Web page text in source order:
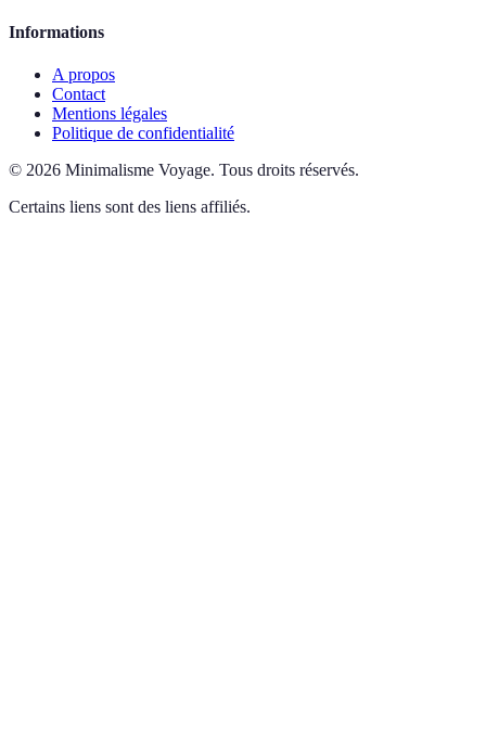
Informations
A propos
Contact
Mentions légales
Politique de confidentialité
© 2026 Minimalisme Voyage. Tous droits réservés.
Certains liens sont des liens affiliés.